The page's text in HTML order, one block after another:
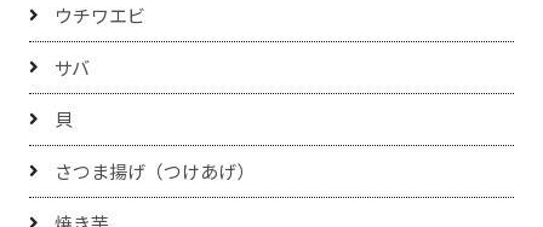
ウチワエビ
サバ
貝
さつま揚げ（つけあげ）